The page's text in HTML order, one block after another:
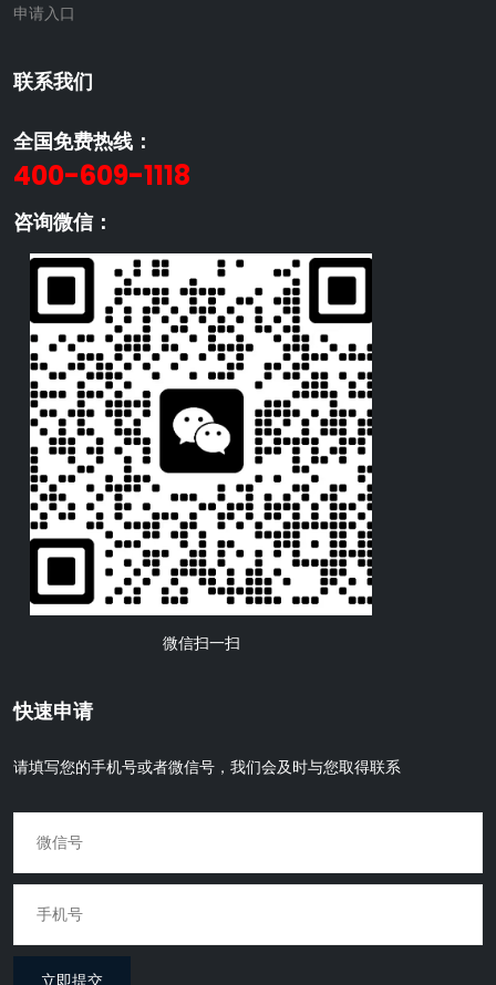
申请入口
联系我们
全国免费热线：
400-609-1118
咨询微信：
微信扫一扫
快速申请
请填写您的手机号或者微信号，我们会及时与您取得联系
立即提交